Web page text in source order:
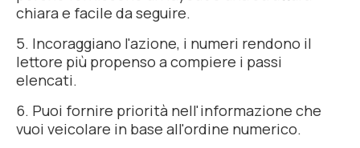
chiara e facile da seguire.
5. Incoraggiano l'azione, i numeri rendono il
lettore più propenso a compiere i passi
elencati.
6. Puoi fornire priorità nell'informazione che
vuoi veicolare in base all'ordine numerico.